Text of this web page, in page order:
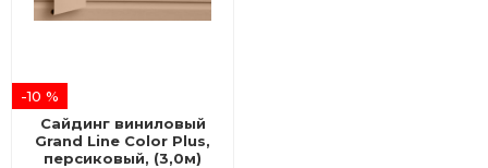
-10 %
Сайдинг виниловый
Grand Line Color Plus,
персиковый, (3,0м)